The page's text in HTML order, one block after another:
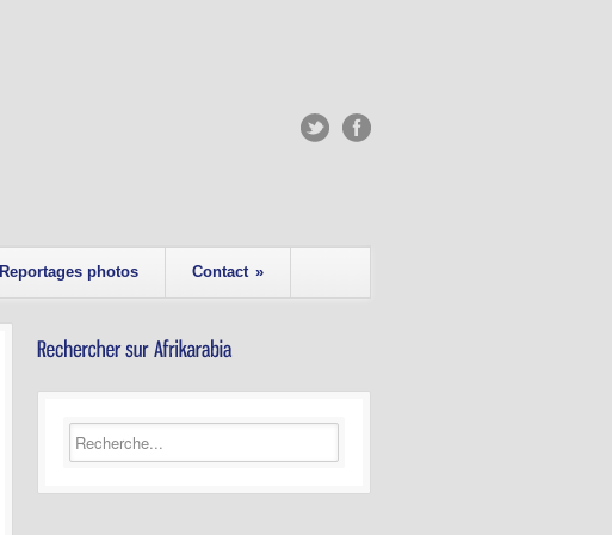
Reportages photos Contact »